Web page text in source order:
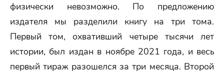
физически невозможно. По предложению
издателя мы разделили книгу на три тома.
Первый том, охвативший четыре тысячи лет
истории, был издан в ноябре 2021 года, и весь
первый тираж разошелся за три месяца. Второй